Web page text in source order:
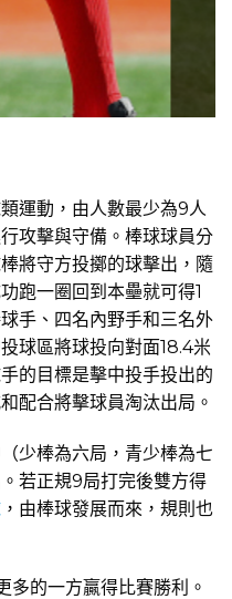
運動，由人數最少為9人
攻擊與守備。棒球球員分
將守方投擲的球擊出，隨
跑一圈回到本壘就可得1
手、四名內野手和三名外
球區將球投向對面18.4米
的目標是擊中投手投出的
配合將擊球員淘汰出局。
少棒為六局，青少棒為七
若正規9局打完後雙方得
，由棒球發展而來，規則也
多的一方贏得比賽勝利。